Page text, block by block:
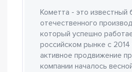
Кометта - это известный
отечественного
который успешно
российском рынке с
активное продвижение
компании началось